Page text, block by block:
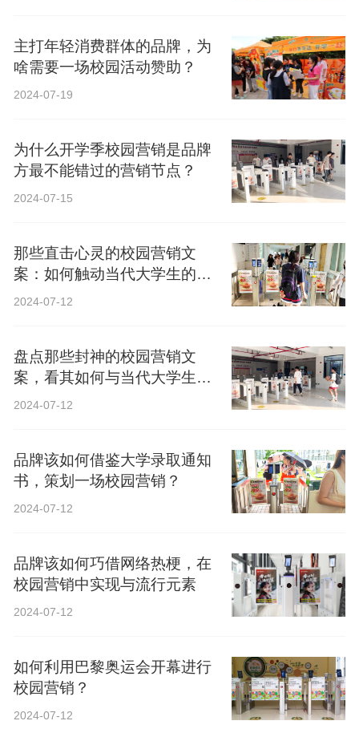
主打年轻消费群体的品牌，为
啥需要一场校园活动赞助？
2024-07-19
为什么开学季校园营销是品牌
方最不能错过的营销节点？
2024-07-15
那些直击心灵的校园营销文
案：如何触动当代大学生的心
弦？
2024-07-12
盘点那些封神的校园营销文
案，看其如何与当代大学生精
神共鸣？
2024-07-12
品牌该如何借鉴大学录取通知
书，策划一场校园营销？
2024-07-12
品牌该如何巧借网络热梗，在
校园营销中实现与流行元素
2024-07-12
如何利用巴黎奥运会开幕进行
校园营销？
2024-07-12